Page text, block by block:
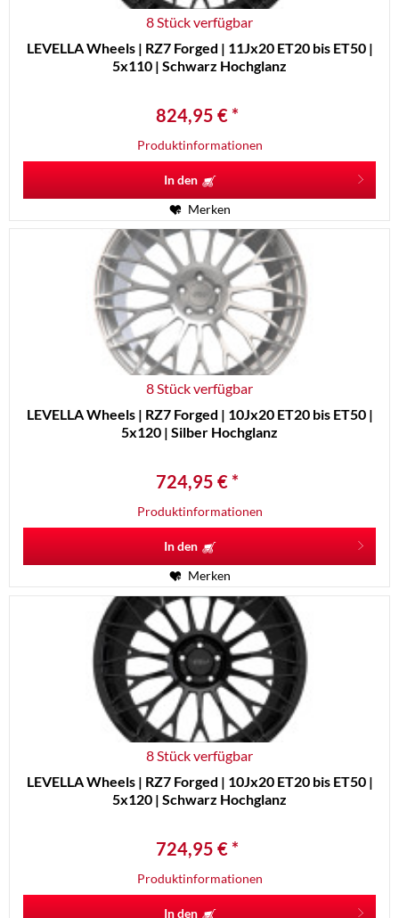
8 Stück verfügbar
LEVELLA Wheels | RZ7 Forged | 11Jx20 ET20 bis ET50 |
5x110 | Schwarz Hochglanz
824,95 € *
Produktinformationen
In den
Merken
8 Stück verfügbar
LEVELLA Wheels | RZ7 Forged | 10Jx20 ET20 bis ET50 |
5x120 | Silber Hochglanz
724,95 € *
Produktinformationen
In den
Merken
8 Stück verfügbar
LEVELLA Wheels | RZ7 Forged | 10Jx20 ET20 bis ET50 |
5x120 | Schwarz Hochglanz
724,95 € *
Produktinformationen
In den